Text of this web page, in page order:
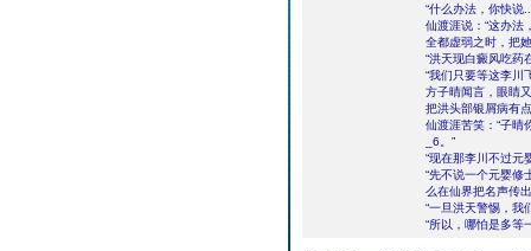
“什么办法，你快说
仙渡涯说：“这办法
全都虚弱之时，把
“洪天现白癜风吃药
“我们只要等这李川
方子晴闻言，眼睛
把洪头部银屑病有
仙渡涯苦笑：“子晴
_6。”
“现在那李川不过元
“先不说一个元婴修
么在仙界把名声传
“一旦洪天警惕，我
“所以，哪怕是多等